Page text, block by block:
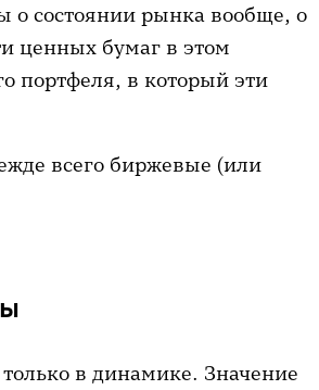
о состоянии рынка вообще, о
ценных бумаг в этом
портфеля, в который эти
всего биржевые (или
в динамике. Значение